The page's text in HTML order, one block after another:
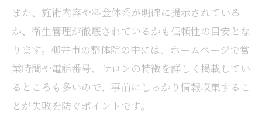
また、施術内容や料金体系が明確に提示されている
か、衛生管理が徹底されているかも信頼性の目安とな
ります。柳井市の整体院の中には、ホームページで営
業時間や電話番号、サロンの特徴を詳しく掲載してい
るところも多いので、事前にしっかり情報収集するこ
とが失敗を防ぐポイントです。